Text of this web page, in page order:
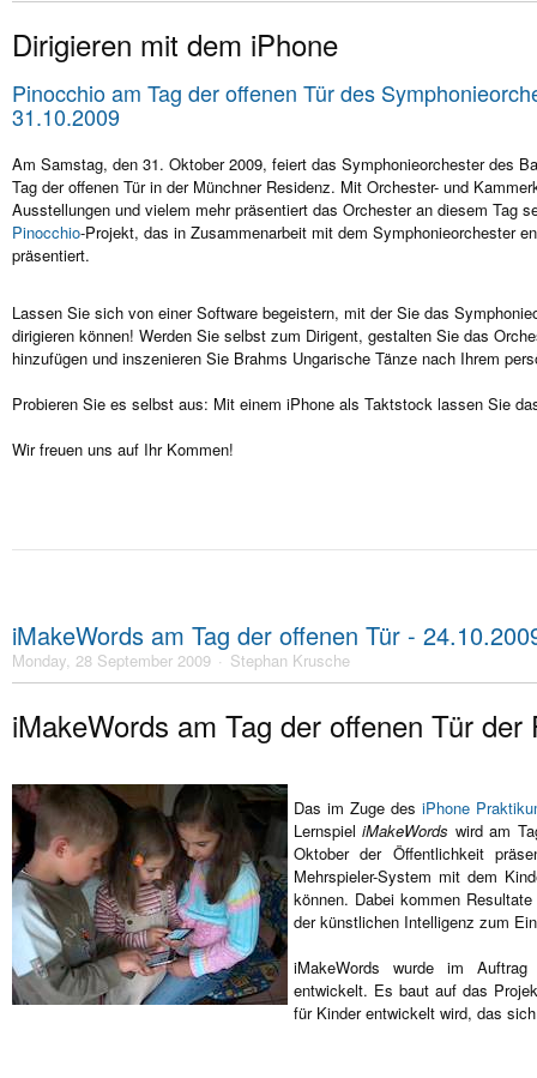
Dirigieren mit dem iPhone
Pinocchio am Tag der offenen Tür des
31.10.2009
Am Samstag, den 31. Oktober 2009, feiert das Symphonieorchester des
Tag der offenen Tür in der Münchner Residenz. Mit Orchester- und
Ausstellungen und vielem mehr präsentiert das Orchester an diesem
Pinocchio-Projekt, das in Zusammenarbeit mit dem Symphonieorchester
präsentiert.
Lassen Sie sich von einer Software begeistern, mit der Sie das
dirigieren können! Werden Sie selbst zum Dirigent, gestalten Sie das
hinzufügen und inszenieren Sie Brahms Ungarische Tänze nach Ihrem
Probieren Sie es selbst aus: Mit einem iPhone als Taktstock lassen Sie
Wir freuen uns auf Ihr Kommen!
iMakeWords am Tag der offenen Tür -
Monday, 28 September 2009 Stephan Krusche
iMakeWords am Tag der offenen Tür
Das im Zuge des iPhone
LernspieliMakeWords wird am
Oktober der Öffentlichkeit
Mehrspieler-System mit dem
können. Dabei kommen
der künstlichen Intelligenz zum
iMakeWords wurde im
entwickelt. Es baut auf das
für Kinder entwickelt wird, das